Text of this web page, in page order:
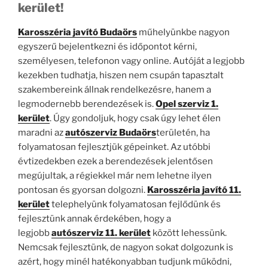
kerület!
Karosszéria javító Budaörs műhelyünkbe nagyon
egyszerű bejelentkezni és időpontot kérni,
személyesen, telefonon vagy online. Autóját a legjobb
kezekben tudhatja, hiszen nem csupán tapasztalt
szakembereink állnak rendelkezésre, hanem a
legmodernebb berendezések is.Opel szerviz 1.
kerület. Úgy gondoljuk, hogy csak úgy lehet élen
maradni azautószerviz Budaörsterületén, ha
folyamatosan fejlesztjük gépeinket. Az utóbbi
évtizedekben ezek a berendezések jelentősen
megújultak, a régiekkel már nem lehetne ilyen
pontosan és gyorsan dolgozni. Karosszéria javító 11.
kerülettelephelyünk folyamatosan fejlődünk és
fejlesztünk annak érdekében, hogy a
legjobbautószerviz 11. kerület között lehessünk.
Nemcsak fejlesztünk, de nagyon sokat dolgozunk is
azért, hogy minél hatékonyabban tudjunk működni,